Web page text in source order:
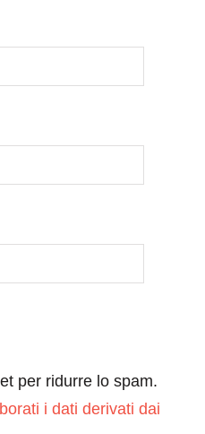
per ridurre lo spam.
i dati derivati dai